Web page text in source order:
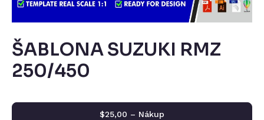
ŠABLONA SUZUKI RMZ
250/450
$25,00 – Nákup